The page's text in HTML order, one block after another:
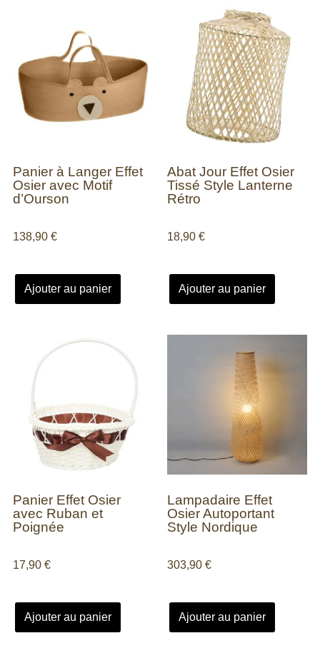
Panier à Langer Effet
Osier avec Motif
d’Ourson
138,90 €
Ajouter au panier
Abat Jour Effet Osier
Tissé Style Lanterne
Rétro
18,90 €
Ajouter au panier
Panier Effet Osier
avec Ruban et
Poignée
17,90 €
Ajouter au panier
Lampadaire Effet
Osier Autoportant
Style Nordique
303,90 €
Ajouter au panier